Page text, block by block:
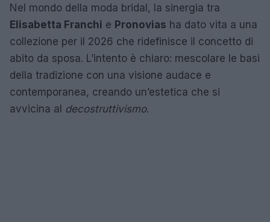
Nel mondo della moda bridal, la sinergia tra
Elisabetta Franchi e Pronovias ha dato vita a una
collezione per il 2026 che ridefinisce il concetto di
abito da sposa. L’intento è chiaro: mescolare le basi
della tradizione con una visione audace e
contemporanea, creando un’estetica che si
avvicina al decostruttivismo.